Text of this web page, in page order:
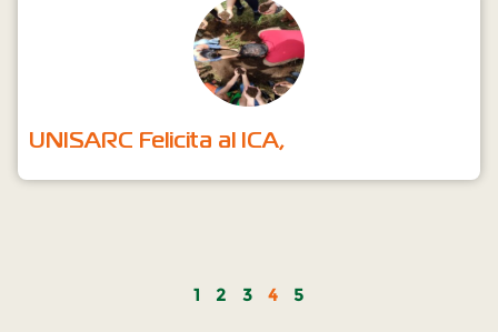
UNISARC Felicita al ICA,
1 2 3 4 5